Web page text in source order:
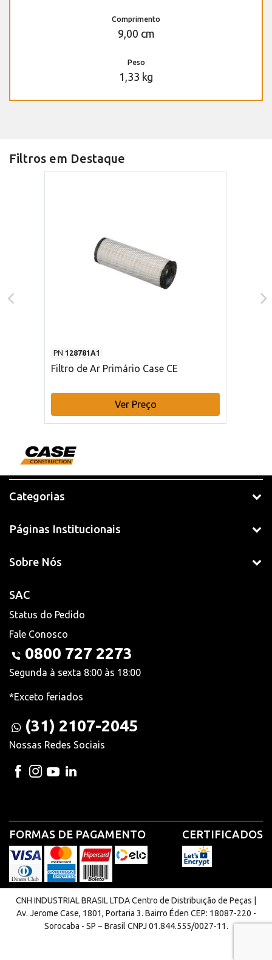
Comprimento
9,00 cm
Peso
1,33 kg
Filtros em Destaque
PN 128781A1
Filtro de Ar Primário Case CE
Ver Preço
Categorias
Páginas Institucionais
Sobre Nós
SAC
Status do Pedido
Fale Conosco
0800 727 2273
Segunda à sexta 8:00 às 18:00
*Exceto feriados
(31) 2107-2045
Nossas Redes Sociais
FORMAS DE PAGAMENTO CERTIFICADOS
CNH INDUSTRIAL BRASIL LTDA Centro de Distribuição de Peças |
Av. Jerome Case, 1801, Portaria 3. Bairro Éden CEP: 18087-220 -
Sorocaba - SP − Brasil CNPJ 01.844.555/0027-11.